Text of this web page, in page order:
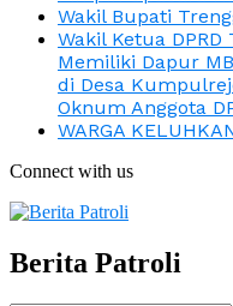
Wakil Bupati
Wakil Ketua
Memiliki Dapur
di Desa
Oknum Anggota
WARGA
Connect with us
Berita Patroli